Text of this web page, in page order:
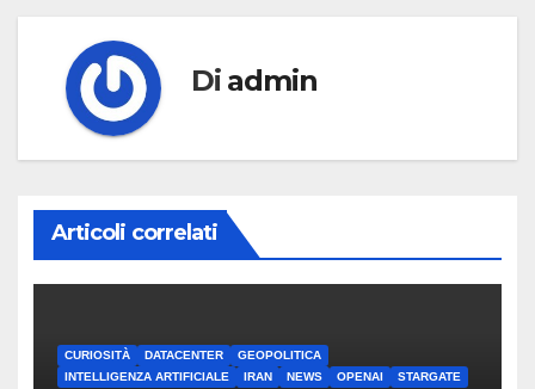
Di admin
Articoli correlati
CURIOSITÀ DATACENTER
GEOPOLITICA
INTELLIGENZA ARTIFICIALE
IRAN NEWS OPENAI STARGATE